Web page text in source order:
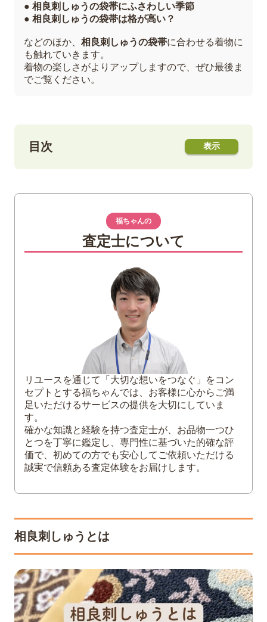
● 相良刺しゅうの袋帯にふさわしい季節
● 相良刺しゅうの袋帯は格が高い？
などのほか、 相良刺しゅうの袋帯に合わせる着物に
も触れていきます。
着物の楽しさがよりアップしますので、ぜひ最後ま
でご覧ください。
目次
相良刺しゅうの魅力
相良刺しゅうの袋帯｜着用する季節
「春の植物柄」
「夏の植物柄」
「秋の植物柄」
「冬の植物柄」
「通年OKな植物柄」
相良刺しゅうの袋帯｜格
織り・染めどちらか
相良刺しゅうの絵柄
金糸・銀糸が使われているか
5 相良刺しゅうの袋帯に合わせる着物
6 まとめ
福ちゃんの
査定士について
リユースを通じて「大切な想いをつなぐ」をコン
セプトとする福ちゃんでは、お客様に心からご満
足いただけるサービスの提供を大切にしていま
す。
確かな知識と経験を持つ査定士が、お品物一つひ
とつを丁寧に鑑定し、専門性に基づいた的確な評
価で、初めての方でも安心してご依頼いただける
誠実で信頼ある査定体験をお届けします。
相良刺しゅうとは